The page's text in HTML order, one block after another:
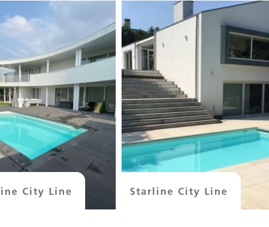
City Line Starline City Line